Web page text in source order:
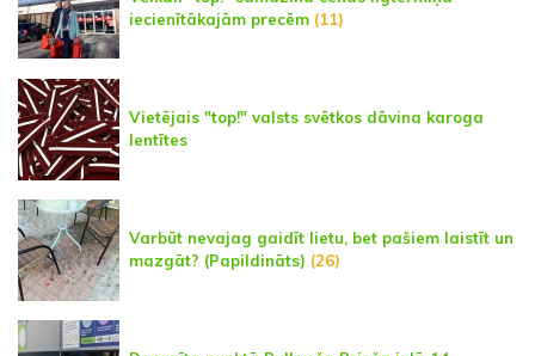
iecienītākajām precēm (11)
Vietējais "top!" valsts svētkos dāvina karoga
lentītes
Varbūt nevajag gaidīt lietu, bet pašiem laistīt un
mazgāt? (Papildināts) (26)